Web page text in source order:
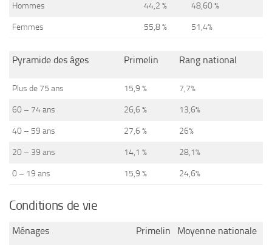
Hommes 44,2 % 48,60 %
Femmes 55,8 % 51,4%
Pyramide des âges Primelin Rang national
Plus de 75 ans 15,9 % 7,7%
60 – 74 ans 26,6 % 13,6%
40 – 59 ans 27,6 % 26%
20 – 39 ans 14,1 % 28,1%
0 – 19 ans 15,9 % 24,6%
Conditions de vie
Ménages Primelin Moyenne nationale